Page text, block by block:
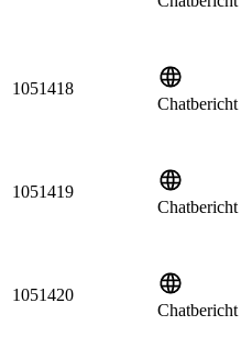
1051418
Chatbericht
1051419
Chatbericht
1051420
Chatbericht